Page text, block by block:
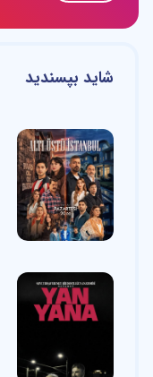
شاید بپسندید